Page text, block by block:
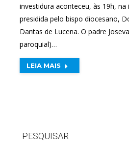
investidura aconteceu, às 19h,
presidida pelo bispo diocesano,
Dantas de Lucena. O padre
paroquial)…
LEIA MAIS
PESQUISAR